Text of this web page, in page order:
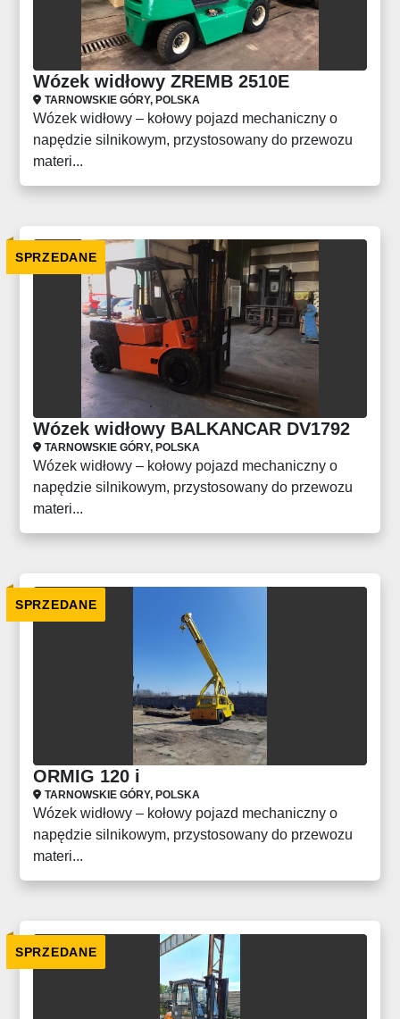
Wózek widłowy ZREMB 2510E
TARNOWSKIE GÓRY, POLSKA
Wózek widłowy – kołowy pojazd mechaniczny o
napędzie silnikowym, przystosowany do przewozu
materi...
SPRZEDANE
Wózek widłowy BALKANCAR DV1792
TARNOWSKIE GÓRY, POLSKA
Wózek widłowy – kołowy pojazd mechaniczny o
napędzie silnikowym, przystosowany do przewozu
materi...
SPRZEDANE
ORMIG 120 i
TARNOWSKIE GÓRY, POLSKA
Wózek widłowy – kołowy pojazd mechaniczny o
napędzie silnikowym, przystosowany do przewozu
materi...
SPRZEDANE